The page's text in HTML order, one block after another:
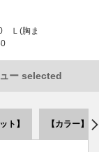
Ｌ(胸ま
ー selected
ト】 【カラー】